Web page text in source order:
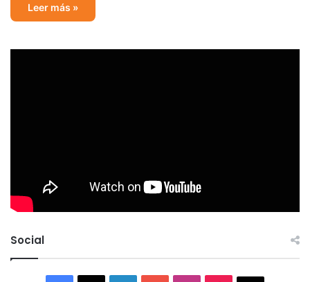
Leer más »
Social